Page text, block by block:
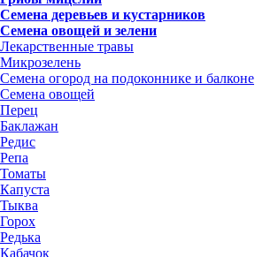
Семена деревьев и кустарников
Семена овощей и зелени
Лекарственные травы
Микрозелень
Семена огород на подоконнике и балконе
Семена овощей
Перец
Баклажан
Редис
Репа
Томаты
Капуста
Тыква
Горох
Редька
Кабачок